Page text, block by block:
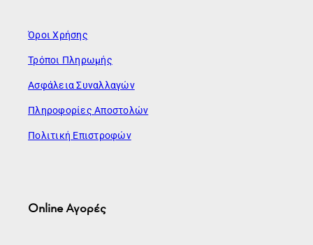
Όροι Χρήσης
Τρόποι Πληρωμής
Ασφάλεια Συναλλαγών
Πληροφορίες Αποστολών
Πολιτική Επιστροφών
Online Αγορές